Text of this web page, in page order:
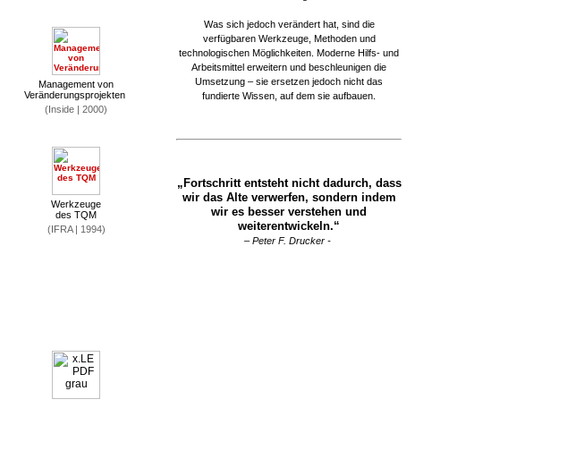
Management von
Veränderungsprojekten
(Inside | 2000)
Werkzeuge
des TQM
(IFRA | 1994)
Was sich jedoch verändert hat, sind die
verfügbaren Werkzeuge, Methoden und
technologischen Möglichkeiten. Moderne Hilfs- und
Arbeitsmittel erweitern und beschleunigen die
Umsetzung – sie ersetzen jedoch nicht das
fundierte Wissen, auf dem sie aufbauen.
„Fortschritt entsteht nicht dadurch, dass
wir das Alte verwerfen, sondern indem
wir es besser verstehen und
weiterentwickeln.“
– Peter F. Drucker -